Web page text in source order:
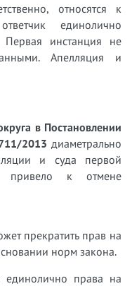
относятся к
единолично
Первая инстанция не
Апелляция и
в Постановлении
2013 диаметрально
и суда первой
привело к отмене
прекратить прав на
норм закона.
единолично права на